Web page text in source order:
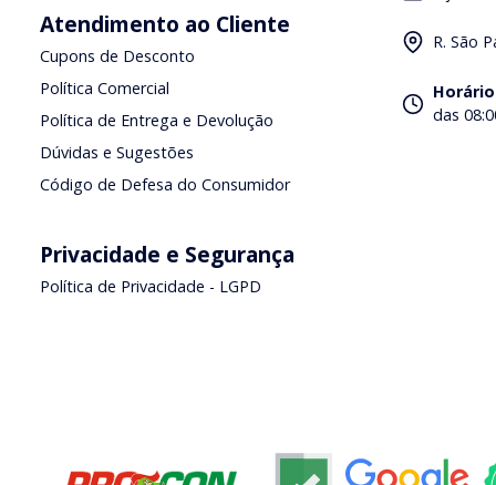
Atendimento ao Cliente
Cupons de Desconto
Política Comercial
Política de Entrega e Devolução
Dúvidas e Sugestões
Código de Defesa do Consumidor
Privacidade e Segurança
Política de Privacidade - LGPD
R. São
das